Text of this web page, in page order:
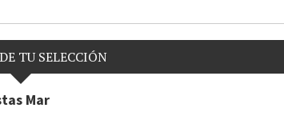
TU SELECCIÓN
Mar